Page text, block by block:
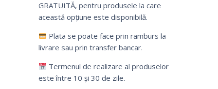
GRATUITĂ, pentru produsele la care
această opțiune este disponibilă.
Plata se poate face prin ramburs la
livrare sau prin transfer bancar.
Termenul de realizare al produselor
este între 10 și 30 de zile.